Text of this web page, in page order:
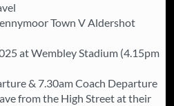
Town V Aldershot
at Wembley Stadium (4.15pm
& 7.30am Coach Departure
from the High Street at their